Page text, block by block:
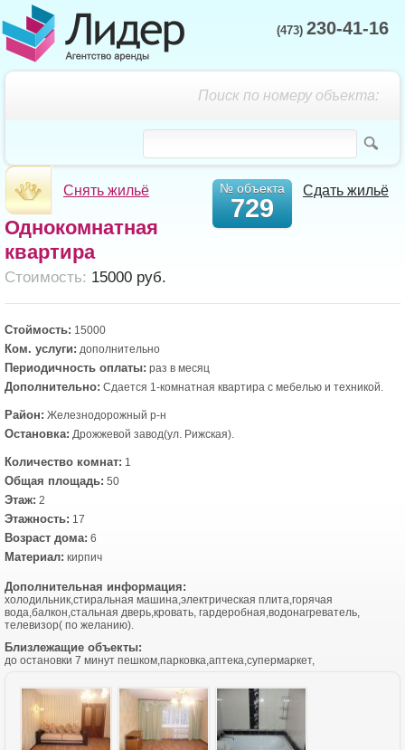
(473) 230-41-16
Поиск по номеру объекта:
Снять жильё Сдать жильё
№ объекта
729
Однокомнатная
квартира
Cтоимость: 15000 руб.
Стоймость: 15000
Ком. услуги: дополнительно
Периодичность оплаты: раз в месяц
Дополнительно: Сдается 1-комнатная квартира с мебелью и техникой.
Район: Железнодорожный р-н
Остановка: Дрожжевой завод(ул. Рижская).
Количество комнат: 1
Общая площадь: 50
Этаж: 2
Этажность: 17
Возраст дома: 6
Материал: кирпич
Дополнительная информация:
холодильник,стиральная машина,электрическая плита,горячая
вода,балкон,стальная дверь,кровать, гардеробная,водонагреватель,
телевизор( по желанию).
Близлежащие объекты:
до остановки 7 минут пешком,парковка,аптека,супермаркет,